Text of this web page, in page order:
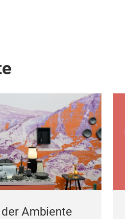
Ambiente